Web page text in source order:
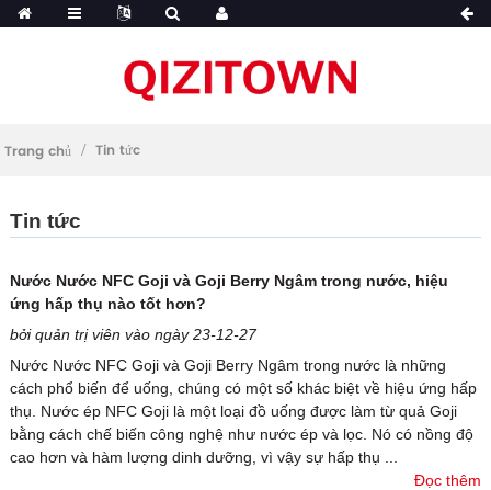
Trang chủ Tin tức
Tin tức
Nước Nước NFC Goji và Goji Berry Ngâm trong nước, hiệu
ứng hấp thụ nào tốt hơn?
bởi quản trị viên vào ngày 23-12-27
Nước Nước NFC Goji và Goji Berry Ngâm trong nước là những
cách phổ biến để uống, chúng có một số khác biệt về hiệu ứng hấp
thụ. Nước ép NFC Goji là một loại đồ uống được làm từ quả Goji
bằng cách chế biến công nghệ như nước ép và lọc. Nó có nồng độ
cao hơn và hàm lượng dinh dưỡng, vì vậy sự hấp thụ ...
Đọc thêm